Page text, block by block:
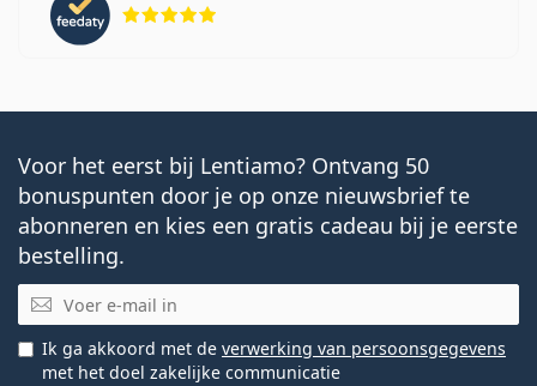
Voor het eerst bij Lentiamo? Ontvang 50
bonuspunten door je op onze nieuwsbrief te
abonneren en kies een gratis cadeau bij je eerste
bestelling.
E-mail
Ik ga akkoord met de verwerking van persoonsgegevens
met het doel zakelijke communicatie